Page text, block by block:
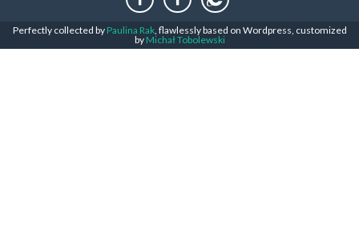
Perfectly collected by Paulina Rak, flawlessly based on Wordpress, customized
by Michał Tobolewski